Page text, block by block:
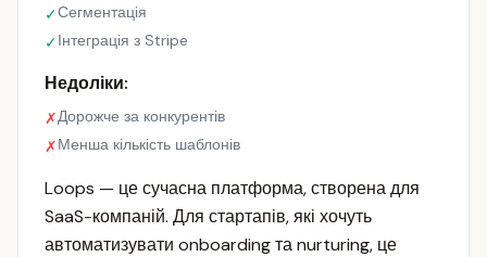
✓Сегментація
✓Інтеграція з Stripe
Недоліки:
✗Дорожче за конкурентів
✗Менша кількість шаблонів
Loops — це сучасна платформа, створена для
SaaS-компаній. Для стартапів, які хочуть
автоматизувати onboarding та nurturing, це